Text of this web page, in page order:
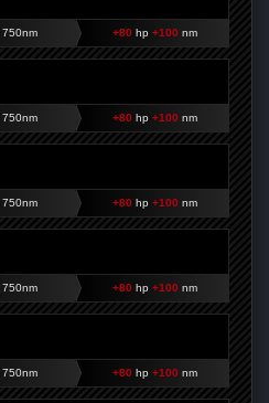
+80 hp +100 nm
+80 hp +100 nm
+80 hp +100 nm
+80 hp +100 nm
+80 hp +100 nm